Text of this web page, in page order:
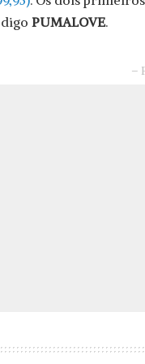
PUMALOVE.
–